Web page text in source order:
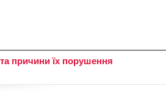
причини їх порушення